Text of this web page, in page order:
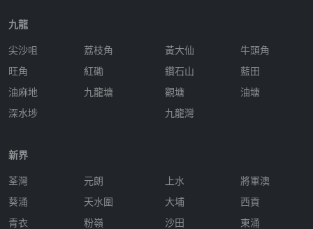
九龍
尖沙咀
旺角
油麻地
深水埗
荔枝角
紅磡
九龍塘
黃大仙
鑽石山
觀塘
九龍灣
牛頭角
藍田
油塘
新界
荃灣
葵涌
青衣
元朗
天水圍
粉嶺
上水
大埔
沙田
將軍澳
西貢
東涌